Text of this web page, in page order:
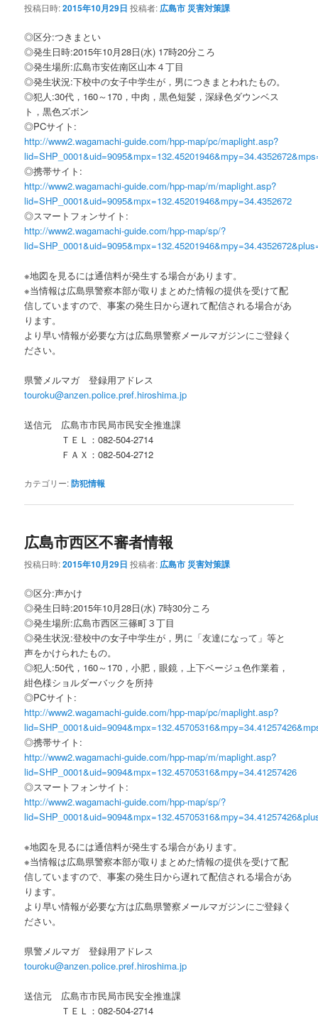
投稿日時:2015年10月29日 投稿者: 広島市 災害対策課
◎区分:つきまとい
◎発生日時:2015年10月28日(水) 17時20分ころ
◎発生場所:広島市安佐南区山本４丁目
◎発生状況:下校中の女子中学生が，男につきまとわれたもの。
◎犯人:30代，160～170，中肉，黒色短髪，深緑色ダウンベス
ト，黒色ズボン
◎PCサイト:
http://www2.wagamachi-guide.com/hpp-map/pc/maplight.asp?
◎携帯サイト:
http://www2.wagamachi-guide.com/hpp-map/m/maplight.asp?
lid=SHP_0001&uid=9095&mpx=132.45201946&mpy=34.4352672
◎スマートフォンサイト:
http://www2.wagamachi-guide.com/hpp-map/sp/?
※地図を見るには通信料が発生する場合があります。
※当情報は広島県警察本部が取りまとめた情報の提供を受けて配
信していますので、事案の発生日から遅れて配信される場合があ
ります。
より早い情報が必要な方は広島県警察メールマガジンにご登録く
ださい。
県警メルマガ 登録用アドレス
touroku@anzen.police.pref.hiroshima.jp
送信元 広島市市民局市民安全推進課
ＴＥＬ：082-504-2714
ＦＡＸ：082‐504-2712
カテゴリー:防犯情報
広島市西区不審者情報
投稿日時:2015年10月29日 投稿者: 広島市 災害対策課
◎区分:声かけ
◎発生日時:2015年10月28日(水) 7時30分ころ
◎発生場所:広島市西区三篠町３丁目
◎発生状況:登校中の女子中学生が，男に「友達になって」等と
声をかけられたもの。
◎犯人:50代，160～170，小肥，眼鏡，上下ベージュ色作業着，
紺色様ショルダーバックを所持
◎PCサイト:
http://www2.wagamachi-guide.com/hpp-map/pc/maplight.asp?
◎携帯サイト:
http://www2.wagamachi-guide.com/hpp-map/m/maplight.asp?
lid=SHP_0001&uid=9094&mpx=132.45705316&mpy=34.41257426
◎スマートフォンサイト:
http://www2.wagamachi-guide.com/hpp-map/sp/?
※地図を見るには通信料が発生する場合があります。
※当情報は広島県警察本部が取りまとめた情報の提供を受けて配
信していますので、事案の発生日から遅れて配信される場合があ
ります。
より早い情報が必要な方は広島県警察メールマガジンにご登録く
ださい。
県警メルマガ 登録用アドレス
touroku@anzen.police.pref.hiroshima.jp
送信元 広島市市民局市民安全推進課
ＴＥＬ：082-504-2714